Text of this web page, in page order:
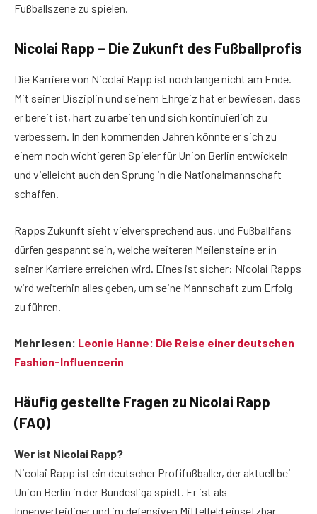
Fußballszene zu spielen.
Nicolai Rapp – Die Zukunft des Fußballprofis
Die Karriere von Nicolai Rapp ist noch lange nicht am Ende.
Mit seiner Disziplin und seinem Ehrgeiz hat er bewiesen, dass
er bereit ist, hart zu arbeiten und sich kontinuierlich zu
verbessern. In den kommenden Jahren könnte er sich zu
einem noch wichtigeren Spieler für Union Berlin entwickeln
und vielleicht auch den Sprung in die Nationalmannschaft
schaffen.
Rapps Zukunft sieht vielversprechend aus, und Fußballfans
dürfen gespannt sein, welche weiteren Meilensteine er in
seiner Karriere erreichen wird. Eines ist sicher: Nicolai Rapps
wird weiterhin alles geben, um seine Mannschaft zum Erfolg
zu führen.
Mehr lesen: Leonie Hanne: Die Reise einer deutschen
Fashion-Influencerin
Häufig gestellte Fragen zu Nicolai Rapp
(FAQ)
Wer ist Nicolai Rapp?
Nicolai Rapp ist ein deutscher Profifußballer, der aktuell bei
Union Berlin in der Bundesliga spielt. Er ist als
Innenverteidiger und im defensiven Mittelfeld einsetzbar.